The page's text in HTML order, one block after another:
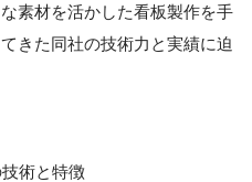
素材を活かした看板製作を手
きた同社の技術力と実績に迫
術と特徴